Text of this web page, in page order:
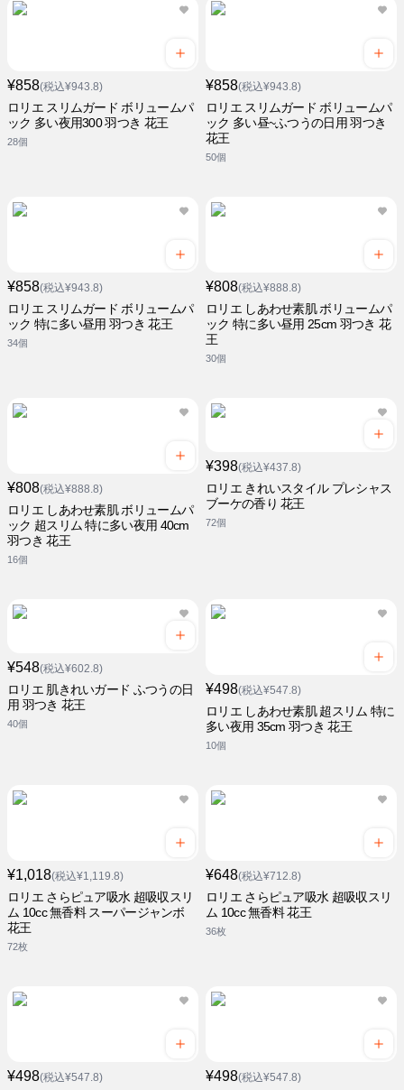
¥858(税込¥943.8)
ロリエ スリムガード ボリュームパ
ック 多い夜用300 羽つき 花王
28個
¥858(税込¥943.8)
ロリエ スリムガード ボリュームパ
ック 多い昼~ふつうの日用 羽つき
花王
50個
¥858(税込¥943.8)
ロリエ スリムガード ボリュームパ
ック 特に多い昼用 羽つき 花王
34個
¥808(税込¥888.8)
ロリエ しあわせ素肌 ボリュームパ
ック 特に多い昼用 25cm 羽つき 花
王
30個
¥808(税込¥888.8)
ロリエ しあわせ素肌 ボリュームパ
ック 超スリム 特に多い夜用 40cm
羽つき 花王
16個
¥398(税込¥437.8)
ロリエ きれいスタイル プレシャス
ブーケの香り 花王
72個
¥548(税込¥602.8)
ロリエ 肌きれいガード ふつうの日
用 羽つき 花王
40個
¥498(税込¥547.8)
ロリエ しあわせ素肌 超スリム 特に
多い夜用 35cm 羽つき 花王
10個
¥1,018(税込¥1,119.8)
ロリエ さらピュア吸水 超吸収スリ
ム 10cc 無香料 スーパージャンボ
花王
72枚
¥648(税込¥712.8)
ロリエ さらピュア吸水 超吸収スリ
ム 10cc 無香料 花王
36枚
¥498(税込¥547.8) ¥498(税込¥547.8)